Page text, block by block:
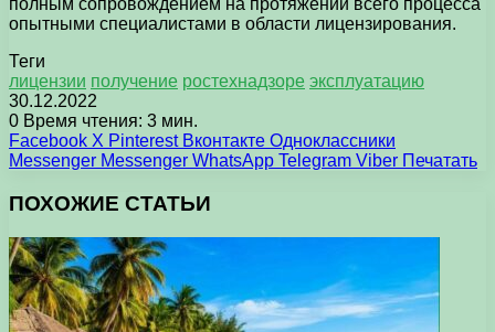
полным сопровождением на протяжении всего процесса
опытными специалистами в области лицензирования.
Теги
лицензии получение ростехнадзоре эксплуатацию
30.12.2022
0 Время чтения: 3 мин.
Facebook X Pinterest Вконтакте Одноклассники
Messenger Messenger WhatsApp Telegram Viber Печатать
ПОХОЖИЕ СТАТЬИ